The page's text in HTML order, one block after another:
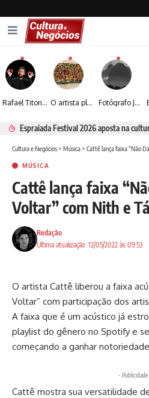
Rafael Titonelly leva magia e acolhimento a crianças em tratamento oncológico em Juiz de Fora O artista plástico Jorge Luiz transforma sustentabilidade e criatividade em arte contemporânea Fotógrafo José Roberto apresenta um olhar sensível sobre arquitetura, formas e luz na fotografia
Cultura e Negócios> Música> Cattê lança faixa “Não
MÚSICA
Cattê lança faixa
Voltar” com Nith e
Ultima atualização: 12/05/2022 às 09:53
Redação
O artista Cattê liberou a faixa
Voltar” com participação dos
A faixa que é um acústico já
playlist do gênero no Spotify e
começando a ganhar
- Publicidade
Cattê mostra sua versatilidade